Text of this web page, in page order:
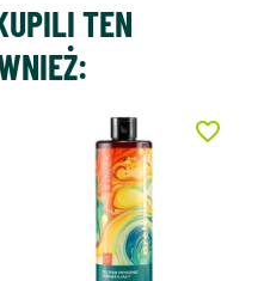
TEN
favorite_border